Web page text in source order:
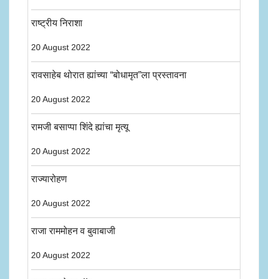
राष्ट्रीय निराशा
20 August 2022
रावसाहेब थोरात ह्यांच्या “बोधामृत”ला प्रस्तावना
20 August 2022
रामजी बसाप्पा शिंदे ह्यांचा मृत्यू
20 August 2022
राज्यारोहण
20 August 2022
राजा राममोहन व बुवाबाजी
20 August 2022